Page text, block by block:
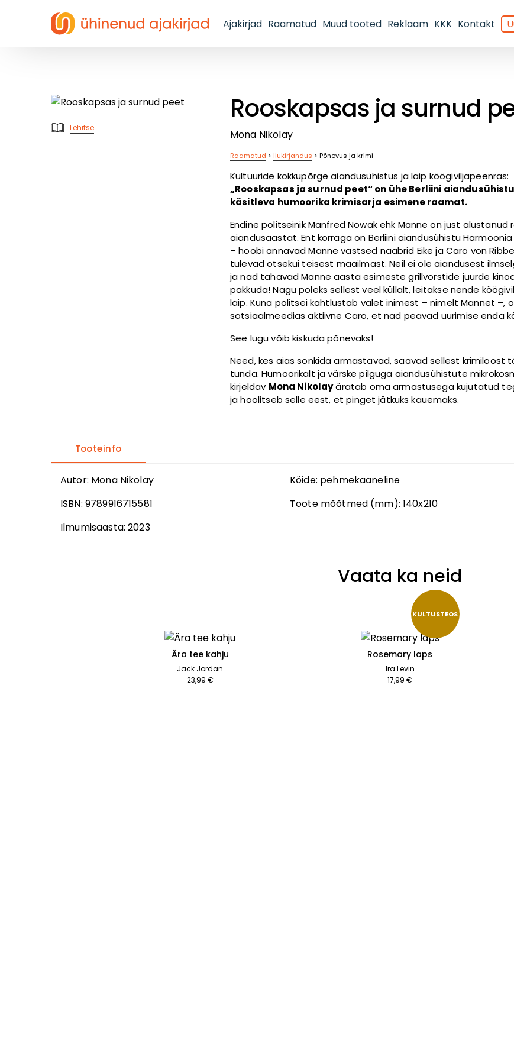
Ajakirjad Raamatud Muud tooted Reklaam KKK Kontakt
Lehitse
Rooskapsas ja surnud
Mona Nikolay
Raamatud > Ilukirjandus > Põnevus ja krimi
Kultuuride kokkupõrge aiandusühistus ja laip köögiviljapeenras:
„Rooskapsas ja surnud peet“ on ühe Berliini
käsitleva humoorika krimisarja esimene raamat.
Endine politseinik Manfred Nowak ehk Manne on just
aiandusaastat. Ent korraga on Berliini aiandusühistu
– hoobi annavad Manne vastsed naabrid Eike ja Caro von
tulevad otsekui teisest maailmast. Neil ei ole aiandusest
ja nad tahavad Manne aasta esimeste grillvorstide juurde
pakkuda! Nagu poleks sellest veel küllalt, leitakse nende
laip. Kuna politsei kahtlustab valet inimest – nimelt Mannet –,
sotsiaalmeedias aktiivne Caro, et nad peavad uurimise enda
See lugu võib kiskuda põnevaks!
Need, kes aias sonkida armastavad, saavad sellest krimiloost
tunda. Humoorikalt ja värske pilguga aiandusühistute
kirjeldav Mona Nikolayäratab oma armastusega kujutatud
ja hoolitseb selle eest, et pinget jätkuks kauemaks.
Tooteinfo
Autor: Mona Nikolay Köide: pehmekaaneline
ISBN: 9789916715581 Toote mõõtmed (mm):140x210
Ilmumisaasta:2023
Vaata ka neid
Ära tee kahju
Jack Jordan
23,99 €
Rosemary laps
Ira Levin
17,99 €
KULTUSTEOS